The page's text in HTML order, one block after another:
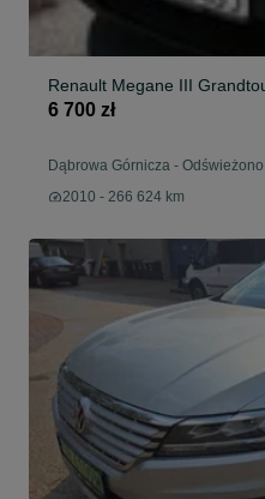
6 700 zł
Dąbrowa Górnicza -
2010 - 266 624 km